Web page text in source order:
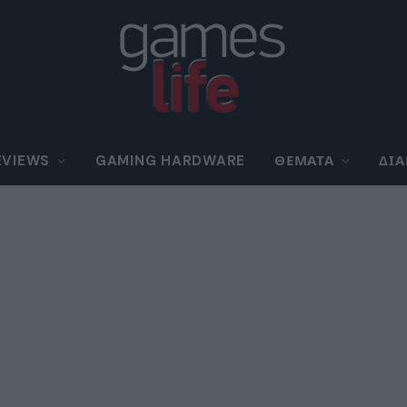
GAMING HARDWARE ΘΈΜΑΤΑ